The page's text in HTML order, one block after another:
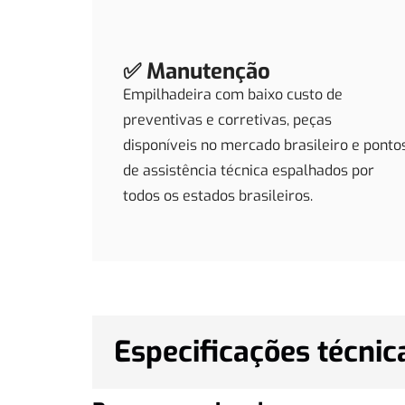
✅ Manutenção
Empilhadeira com baixo custo de
preventivas e corretivas, peças
disponíveis no mercado brasileiro e
de assistência técnica espalhados por
todos os estados brasileiros.
Especificações